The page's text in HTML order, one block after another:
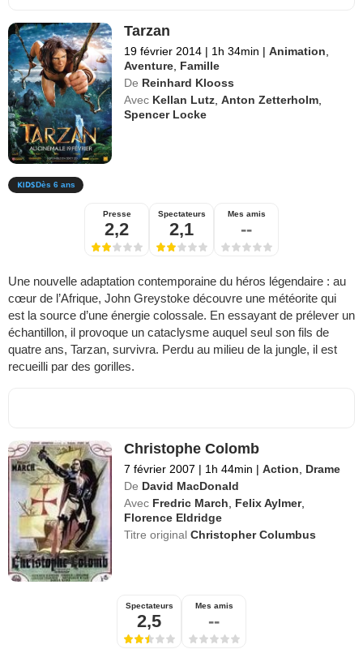
Tarzan
19 février 2014 | 1h 34min | Animation
Aventure Famille
De Reinhard Klooss
Avec Kellan Lutz ,Anton Zetterholm
Spencer Locke
Dès 6 ans
Presse
2,2
Spectateurs
2,1
Mes amis
--
Une nouvelle adaptation contemporaine du héros légendaire : au
cœur de l’Afrique, John Greystoke découvre une météorite qui
est la source d’une énergie colossale. En essayant de prélever un
échantillon, il provoque un cataclysme auquel seul son fils de
quatre ans, Tarzan, survivra. Perdu au milieu de la jungle, il est
recueilli par des gorilles.
Christophe Colomb
7 février 2007 | 1h 44min | Action
Drame
De David MacDonald
Avec Fredric March Felix Aylmer,
Florence Eldridge
Titre originalChristopher Columbus
Spectateurs
2,5
Mes amis
--